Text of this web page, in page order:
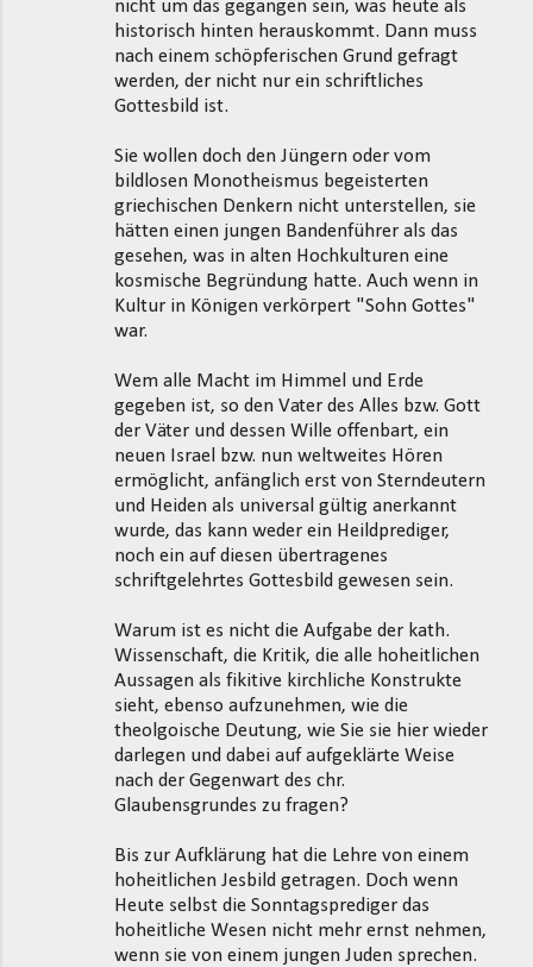
nicht um das gegangen sein, was heute als
historisch hinten herauskommt. Dann muss
nach einem schöpferischen Grund gefragt
werden, der nicht nur ein schriftliches
Gottesbild ist.
Sie wollen doch den Jüngern oder vom
bildlosen Monotheismus begeisterten
griechischen Denkern nicht unterstellen, sie
hätten einen jungen Bandenführer als das
gesehen, was in alten Hochkulturen eine
kosmische Begründung hatte. Auch wenn in
Kultur in Königen verkörpert "Sohn Gottes"
war.
Wem alle Macht im Himmel und Erde
gegeben ist, so den Vater des Alles bzw. Gott
der Väter und dessen Wille offenbart, ein
neuen Israel bzw. nun weltweites Hören
ermöglicht, anfänglich erst von Sterndeutern
und Heiden als universal gültig anerkannt
wurde, das kann weder ein Heildprediger,
noch ein auf diesen übertragenes
schriftgelehrtes Gottesbild gewesen sein.
Warum ist es nicht die Aufgabe der kath.
Wissenschaft, die Kritik, die alle hoheitlichen
Aussagen als fikitive kirchliche Konstrukte
sieht, ebenso aufzunehmen, wie die
theolgoische Deutung, wie Sie sie hier wieder
darlegen und dabei auf aufgeklärte Weise
nach der Gegenwart des chr.
Glaubensgrundes zu fragen?
Bis zur Aufklärung hat die Lehre von einem
hoheitlichen Jesbild getragen. Doch wenn
Heute selbst die Sonntagsprediger das
hoheitliche Wesen nicht mehr ernst nehmen,
wenn sie von einem jungen Juden sprechen.